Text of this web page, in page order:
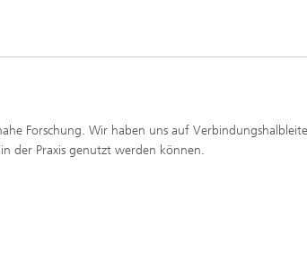
Forschung. Wir haben uns auf
der Praxis genutzt werden können.